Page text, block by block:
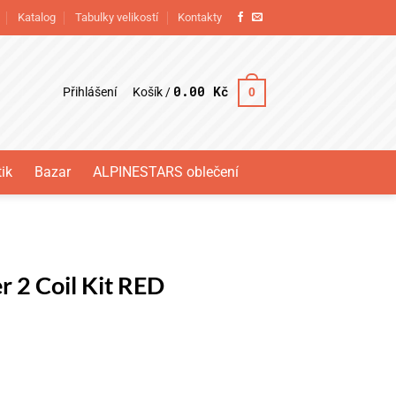
Katalog Tabulky velikostí Kontakty
Přihlášení Košík / 0.00 Kč 0
Bazar ALPINESTARS oblečení
2 Coil Kit RED
množství